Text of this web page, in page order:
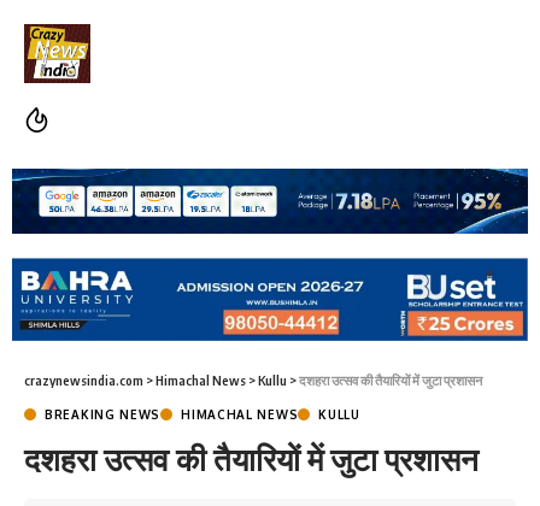
crazynewsindia.com >Himachal News >Kullu >दशहरा उत्सव की तैयारियों में जुटा प्रशासन
BREAKING NEWS HIMACHAL NEWS KULLU
दशहरा उत्सव की तैयारियों में जुटा प्रशासन